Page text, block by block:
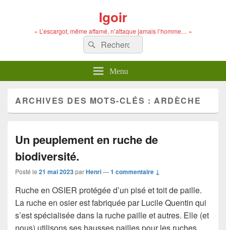
Igoir
« L’escargot, même affamé, n’attaque jamais l’homme… »
Recherche :
Rechercher
Menu
ARCHIVES DES MOTS-CLÉS :ARDÈCHE
Un peuplement en ruche de
biodiversité.
Posté le 21 mai 2023parHenri—1 commentaire ↓
Ruche en OSIER protégée d’un pisé et toit de paille.
La ruche en osier est fabriquée par Lucile Quentin qui
s’est spécialisée dans la ruche paille et autres. Elle (et